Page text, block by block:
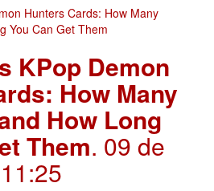
KPop Demon
How Many
How Long
Them. 09 de